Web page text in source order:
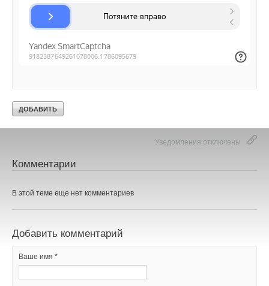
насосов «воздух-вода» на R290
НОВОСТИ СОК 4 АВГУСТА 2026
→
Тепловые насосы в связке с солнечной генерацией и
накопителем снижают потребление на 60%
→
«РУСКЛИМАТ Fest 2026» в Уфе собрал свыше 700
профи климатической отрасли
Уведомления отключены
Комментарии
В этой теме еще нет комментариев
Добавить комментарий
Ваше имя *